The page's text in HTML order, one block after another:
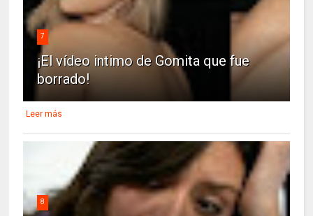
7
¡El vídeo intimo de Gomita que fue
borrado!
Leer más
8